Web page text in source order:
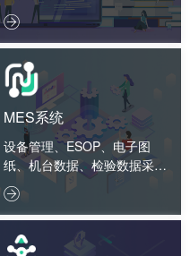
勤管理、绩效管理。

MES系统
设备管理、ESOP、电子图
纸、机台数据、检验数据采集
分析。
